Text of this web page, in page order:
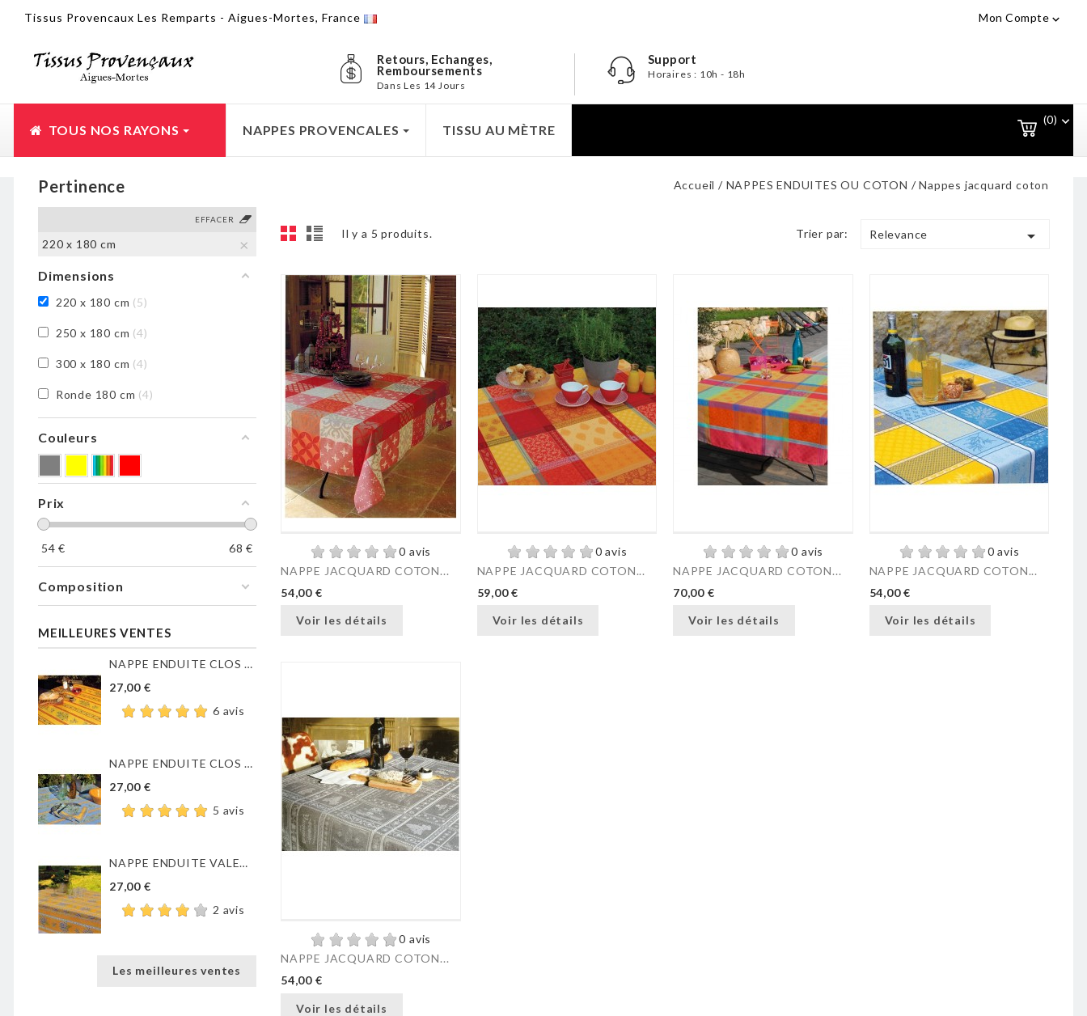
Tissus Provencaux Les Remparts - Aigues-Mortes, France Mon Compte 
Retours, Echanges,
Remboursements
Dans Les 14 Jours
Support
Horaires : 10h - 18h
TOUS NOS RAYONS NAPPES PROVENCALES TISSU AU MÈTRE
(0) 
Pertinence
EFFACER
220 x 180 cm
Dimensions
220 x 180 cm 5
250 x 180 cm 4
300 x 180 cm 4
Ronde 180 cm 4
Couleurs
Prix
54 € 68 €
Composition
MEILLEURES VENTES
NAPPE ENDUITE CLOS DES...
27,00 €
6 avis
NAPPE ENDUITE CLOS DES...
27,00 €
5 avis
NAPPE ENDUITE VALENSOLE JAUNE
27,00 €
2 avis
Les meilleures ventes
Accueil NAPPES ENDUITES OU COTON Nappes jacquard coton
Il y a 5 produits. Trier par: Relevance 
0 avis
NAPPE JACQUARD COTON...
54,00 €
Voir les détails
0 avis
NAPPE JACQUARD COTON...
59,00 €
Voir les détails
0 avis
NAPPE JACQUARD COTON...
70,00 €
Voir les détails
0 avis
NAPPE JACQUARD COTON...
54,00 €
Voir les détails
0 avis
NAPPE JACQUARD COTON...
54,00 €
Voir les détails